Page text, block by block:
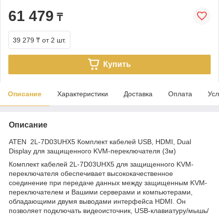
61 479 ₸
39 279 ₸ от 2 шт.
Купить
Описание Характеристики Доставка Оплата
Описание
ATEN 2L-7D03UHX5 Комплект кабелей USB, HDMI, Dual
Display для защищенного KVM-переключателя (3м)
Комплект кабелей 2L-7D03UHX5 для защищенного KVM-
переключателя обеспечивает высококачественное
соединение при передаче данных между защищенным KVM-
переключателем и Вашими серверами и компьютерами,
обладающими двумя выводами интерфейса HDMI. Он
позволяет подключать видеоисточник, USB-клавиатуру/мышь/